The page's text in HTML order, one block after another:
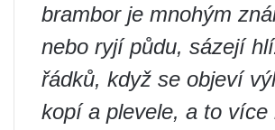
brambor je mnohým
nebo ryjí půdu, sázejí
řádků, když se objeví
kopí a plevele, a to více